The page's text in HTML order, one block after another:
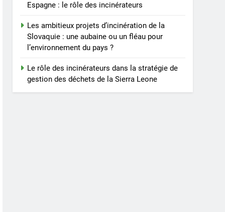
Espagne : le rôle des incinérateurs
Les ambitieux projets d’incinération de la
Slovaquie : une aubaine ou un fléau pour
l’environnement du pays ?
Le rôle des incinérateurs dans la stratégie de
gestion des déchets de la Sierra Leone